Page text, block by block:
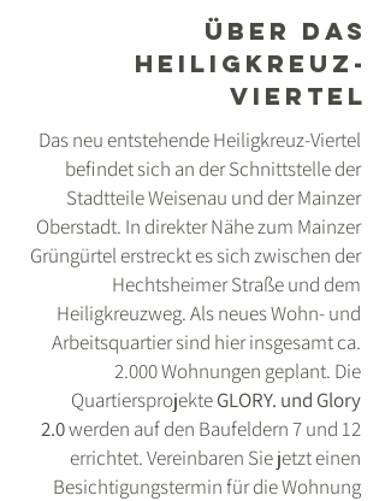
Über das
Heiligkreuz-
viertel
Das neu entstehende Heiligkreuz-Viertel
befindet sich an der Schnittstelle der
Stadtteile Weisenau und der Mainzer
Oberstadt. In direkter Nähe zum Mainzer
Grüngürtel erstreckt es sich zwischen der
Hechtsheimer Straße und dem
Heiligkreuzweg. Als neues Wohn- und
Arbeitsquartier sind hier insgesamt ca.
2.000 Wohnungen geplant. Die
QuartiersprojekteGLORY. und Glory
2.0werden auf den Baufeldern 7 und 12
errichtet.Vereinbaren Sie jetzt einen
Besichtigungstermin für die Wohnung